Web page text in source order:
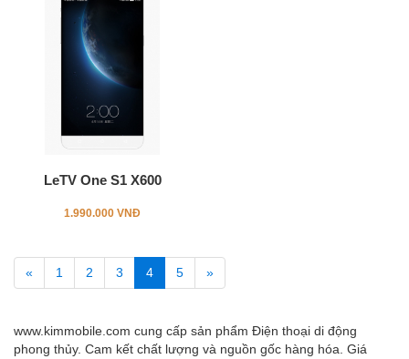
LeTV One S1 X600
1.990.000 VNĐ
« 1 2 3 4 5 »
www.kimmobile.com cung cấp sản phẩm Điện thoại di động
phong thủy. Cam kết chất lượng và nguồn gốc hàng hóa. Giá